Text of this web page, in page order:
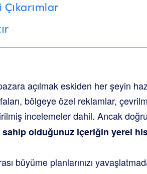
açılmak eskiden her şeyin
bölgeye özel reklamlar,
incelemeler dahil. Ancak
sahip olduğunuz içeriğin yerel
büyüme planlarınızı